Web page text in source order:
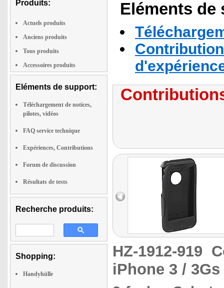
Produits:
Actuels produits
Anciens produits
Tous produits
Accessoires produits
Eléments de support:
Téléchargement de notices,
pilotes, vidéos
FAQ service technique
Expériences, Contributions
Forum de discussion
Résultats de tests
Recherche produits:
Shopping:
Handyhülle
Eléments
HZ-1912-919
iPhone 3 / 3Gs